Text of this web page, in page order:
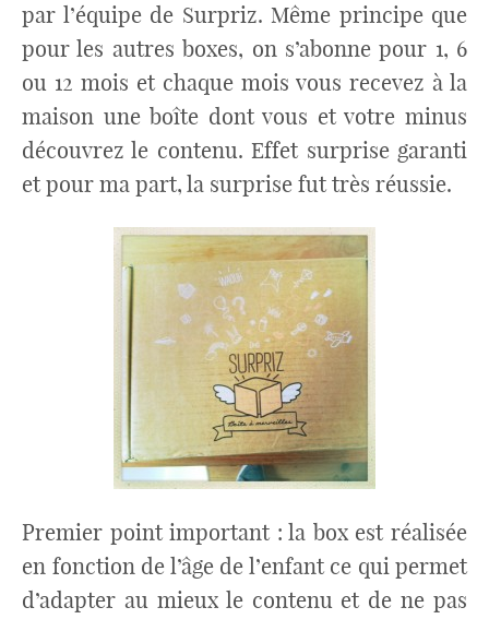
par l’équipe de Surpriz. Même principe que
pour les autres boxes, on s’abonne pour 1, 6
ou 12 mois et chaque mois vous recevez à la
maison une boîte dont vous et votre minus
découvrez le contenu. Effet surprise garanti
et pour ma part, la surprise fut très réussie.
Premier point important : la box est réalisée
en fonction de l’âge de l’enfant ce qui permet
d’adapter au mieux le contenu et de ne pas